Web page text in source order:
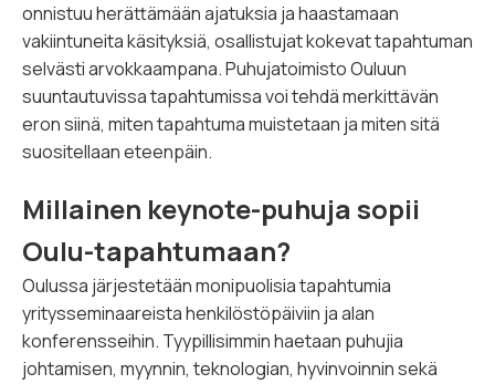
onnistuu herättämään ajatuksia ja haastamaan
vakiintuneita käsityksiä, osallistujat kokevat tapahtuman
selvästi arvokkaampana. Puhujatoimisto Ouluun
suuntautuvissa tapahtumissa voi tehdä merkittävän
eron siinä, miten tapahtuma muistetaan ja miten sitä
suositellaan eteenpäin.
Millainen keynote-puhuja sopii
Oulu-tapahtumaan?
Oulussa järjestetään monipuolisia tapahtumia
yritysseminaareista henkilöstöpäiviin ja alan
konferensseihin. Tyypillisimmin haetaan puhujia
johtamisen, myynnin, teknologian, hyvinvoinnin sekä